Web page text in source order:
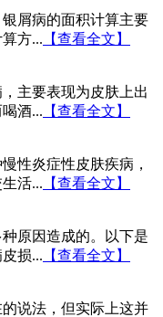
屑病的面积计算主要
方... 【查看全文】
主要表现为皮肤上出
酒... 【查看全文】
性炎症性皮肤疾病，
活... 【查看全文】
原因造成的。以下是
损... 【查看全文】
说法，但实际上这并